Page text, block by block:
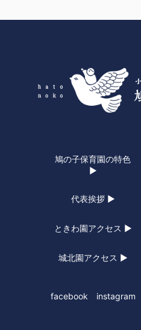
鳩の子保育園の特色
▶
代表挨拶 ▶
ときわ園アクセス ▶
城北園アクセス ▶
facebook instagram